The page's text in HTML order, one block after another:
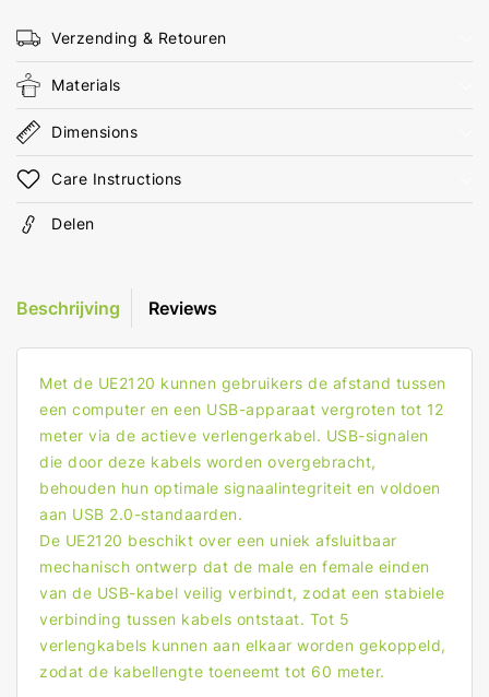
60
m)
m)
Verzending & Retouren
Materials
Dimensions
Care Instructions
Delen
Beschrijving Reviews
Met de UE2120 kunnen gebruikers de afstand tussen
een computer en een USB-apparaat vergroten tot 12
meter via de actieve verlengerkabel. USB-signalen
die door deze kabels worden overgebracht,
behouden hun optimale signaalintegriteit en voldoen
aan USB 2.0-standaarden.
De UE2120 beschikt over een uniek afsluitbaar
mechanisch ontwerp dat de male en female einden
van de USB-kabel veilig verbindt, zodat een stabiele
verbinding tussen kabels ontstaat. Tot 5
verlengkabels kunnen aan elkaar worden gekoppeld,
zodat de kabellengte toeneemt tot 60 meter.